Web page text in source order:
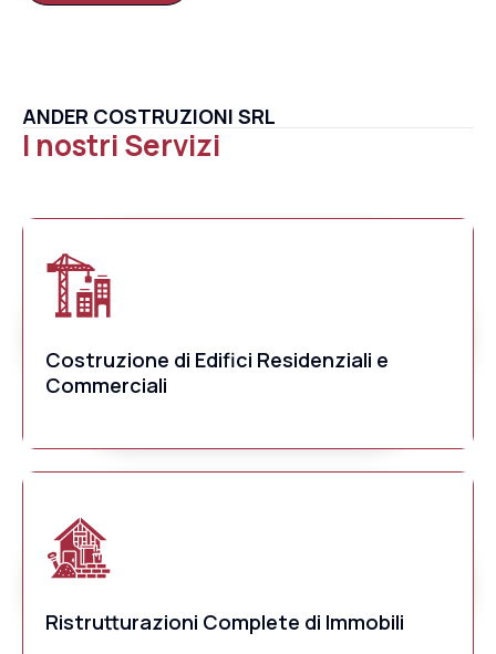
ANDER COSTRUZIONI SRL
I nostri Servizi
Costruzione di Edifici Residenziali e
Commerciali
Ristrutturazioni Complete di Immobili